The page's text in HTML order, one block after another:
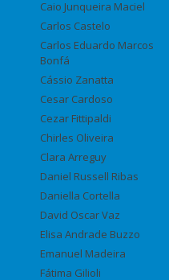
Caio Junqueira Maciel
Carlos Castelo
Carlos Eduardo Marcos
Bonfá
Cássio Zanatta
Cesar Cardoso
Cezar Fittipaldi
Chirles Oliveira
Clara Arreguy
Daniel Russell Ribas
Daniella Cortella
David Oscar Vaz
Elisa Andrade Buzzo
Emanuel Madeira
Fátima Gilioli